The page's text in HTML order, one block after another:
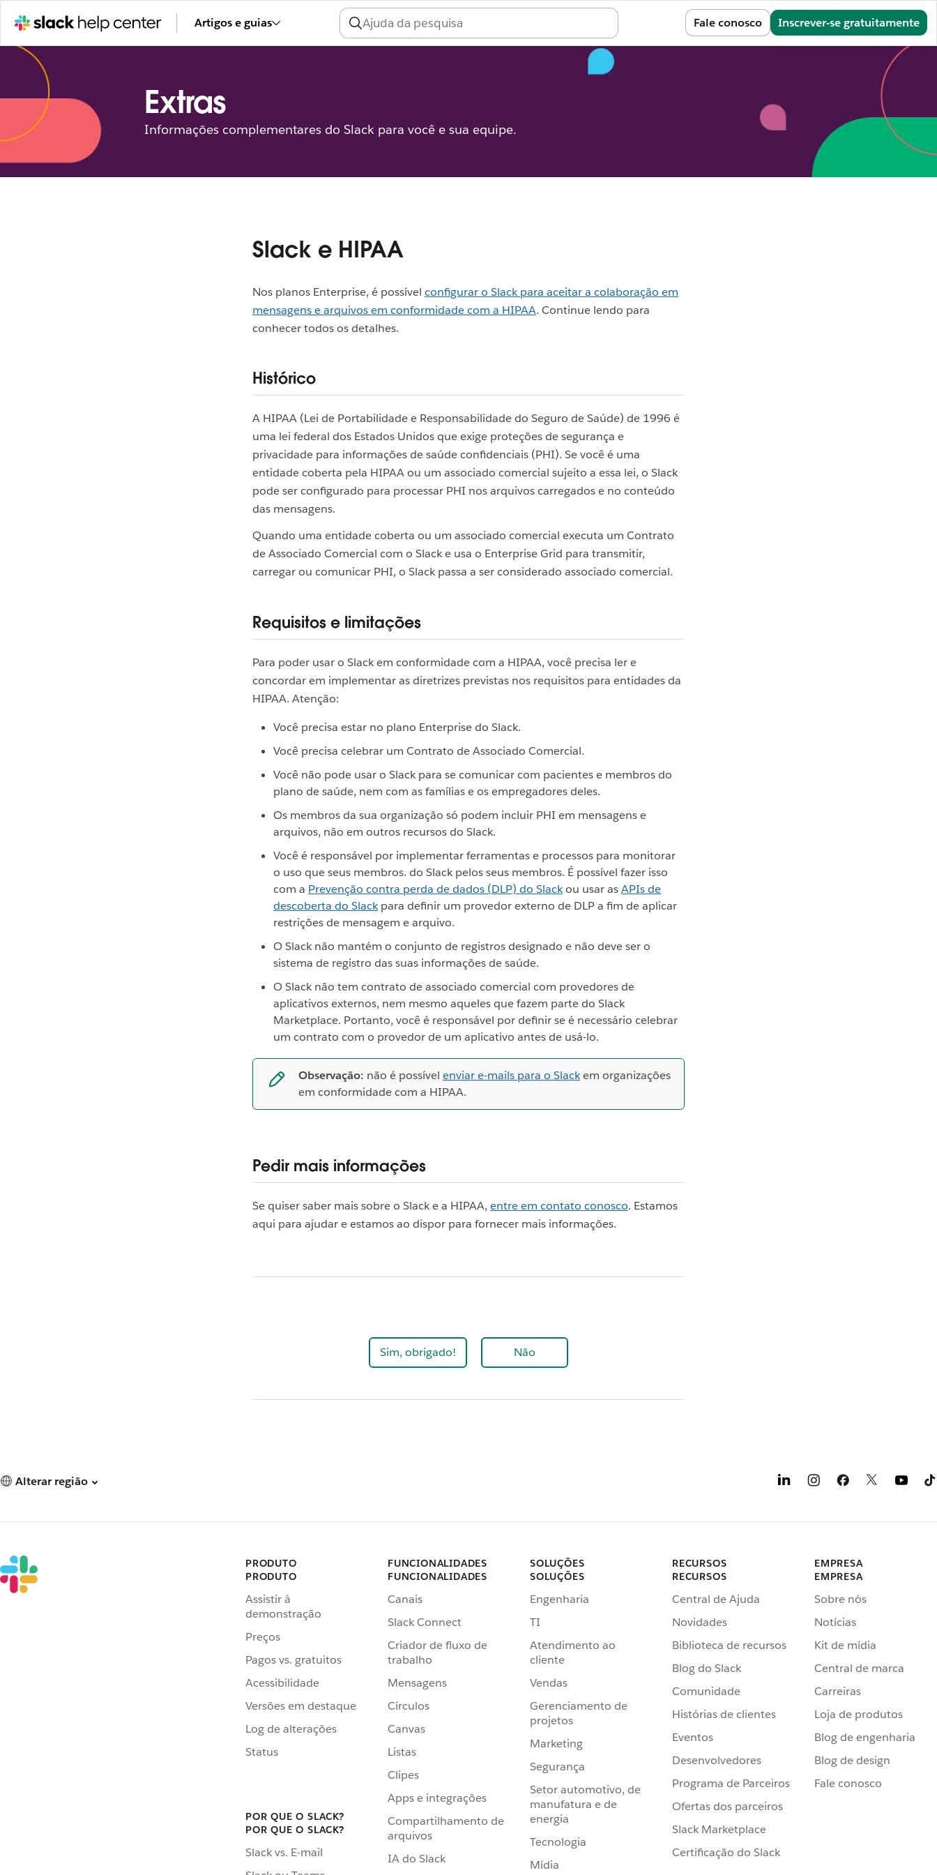
Artigos e guias Fale conosco Inscrever-se gratuitamente
Extras
Informações complementares do Slack para você e sua equipe.
Slack e HIPAA
Nos planos Enterprise, é possível configurar o Slack para aceitar a colaboração em
mensagens e arquivos em conformidade com a HIPAA. Continue lendo para
conhecer todos os detalhes.
Histórico
A HIPAA (Lei de Portabilidade e Responsabilidade do Seguro de Saúde) de 1996 é
uma lei federal dos Estados Unidos que exige proteções de segurança e
privacidade para informações de saúde confidenciais (PHI). Se você é uma
entidade coberta pela HIPAA ou um associado comercial sujeito a essa lei, o Slack
pode ser configurado para processar PHI nos arquivos carregados e no conteúdo
das mensagens.
Quando uma entidade coberta ou um associado comercial executa um Contrato
de Associado Comercial com o Slack e usa o Enterprise Grid para transmitir,
carregar ou comunicar PHI, o Slack passa a ser considerado associado comercial.
Requisitos e limitações
Para poder usar o Slack em conformidade com a HIPAA, você precisa ler e
concordar em implementar as diretrizes previstas nos requisitos para entidades da
HIPAA. Atenção:
Você precisa estar no plano Enterprise do Slack.
Você precisa celebrar um Contrato de Associado Comercial.
Você não pode usar o Slack para se comunicar com pacientes e membros do
plano de saúde, nem com as famílias e os empregadores deles.
Os membros da sua organização só podem incluir PHI em mensagens e
arquivos, não em outros recursos do Slack.
Você é responsável por implementar ferramentas e processos para monitorar
o uso que seus membros. do Slack pelos seus membros. É possível fazer isso
com a Prevenção contra perda de dados (DLP) do Slackou usar asAPIs de
descoberta do Slackpara definir um provedor externo de DLP a fim de aplicar
restrições de mensagem e arquivo.
O Slack não mantém o conjunto de registros designado e não deve ser o
sistema de registro das suas informações de saúde.
O Slack não tem contrato de associado comercial com provedores de
aplicativos externos, nem mesmo aqueles que fazem parte do Slack
Marketplace. Portanto, você é responsável por definir se é necessário celebrar
um contrato com o provedor de um aplicativo antes de usá-lo.
Observação: não é possível enviar e-mails para o Slackem organizações
em conformidade com a HIPAA.
Pedir mais informações
Se quiser saber mais sobre o Slack e a HIPAA, entre em contato conosco. Estamos
aqui para ajudar e estamos ao dispor para fornecer mais informações.
Sim, obrigado! Não
Alterar região
PRODUTO
PRODUTO
Assistir à
demonstração
Preços
Pagos vs. gratuitos
Acessibilidade
Versões em destaque
Log de alterações
Status
POR QUE O SLACK?
POR QUE O SLACK?
Slack vs. E-mail
FUNCIONALIDADES
FUNCIONALIDADES
Canais
Slack Connect
Criador de fluxo de
trabalho
Mensagens
Círculos
Canvas
Listas
Clipes
Apps e integrações
Compartilhamento de
arquivos
IA do Slack
SOLUÇÕES
SOLUÇÕES
Engenharia
TI
Atendimento ao
cliente
Vendas
Gerenciamento de
projetos
Marketing
Segurança
Setor automotivo, de
manufatura e de
energia
Tecnologia
Mídia
RECURSOS
RECURSOS
Central de Ajuda
Novidades
Biblioteca de recursos
Blog do Slack
Comunidade
Histórias de clientes
Eventos
Desenvolvedores
Programa de Parceiros
Ofertas dos parceiros
Slack Marketplace
Certificação do Slack
EMPRESA
EMPRESA
Sobre nós
Notícias
Kit de mídia
Central de marca
Carreiras
Loja de produtos
Blog de engenharia
Blog de design
Fale conosco